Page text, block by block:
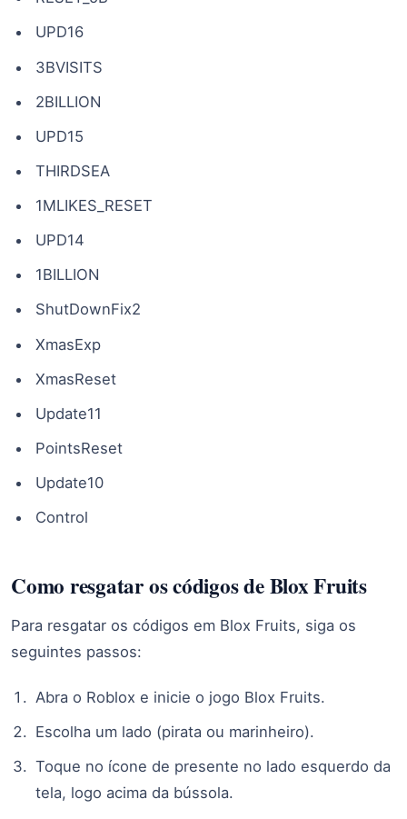
UPD16
3BVISITS
2BILLION
UPD15
THIRDSEA
1MLIKES_RESET
UPD14
1BILLION
ShutDownFix2
XmasExp
XmasReset
Update11
PointsReset
Update10
Control
Como resgatar os códigos de Blox Fruits
Para resgatar os códigos em Blox Fruits, siga os
seguintes passos:
Abra o Roblox e inicie o jogo Blox Fruits.
Escolha um lado (pirata ou marinheiro).
Toque no ícone de presente no lado esquerdo da
tela, logo acima da bússola.